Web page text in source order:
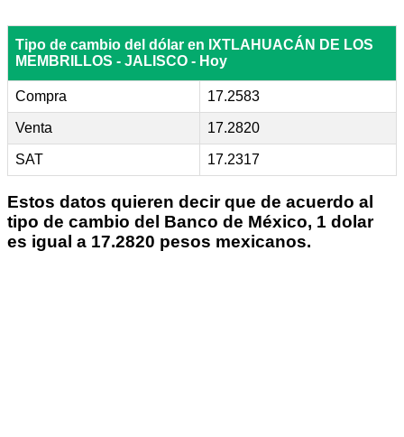
Tipo de cambio del dólar en IXTLAHUACÁN DE LOS
MEMBRILLOS - JALISCO - Hoy
Compra 17.2583
Venta 17.2820
SAT 17.2317
Estos datos quieren decir que de acuerdo al
tipo de cambio del Banco de México, 1 dolar
es igual a 17.2820 pesos mexicanos.